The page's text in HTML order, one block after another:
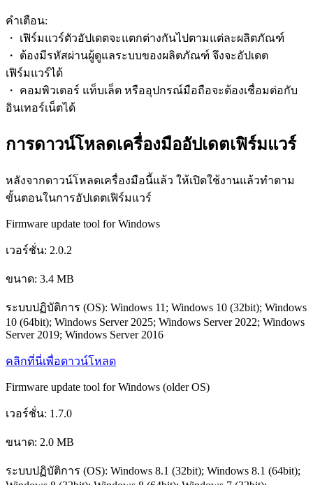
คำเตือน:
・ เฟิร์มแวร์ตัวอัปเดตจะแตกต่างกันไปตามแต่ละผลิตภัณฑ์
・ ต้องมีรหัสผ่านผู้ดูแลระบบของผลิตภัณฑ์ จึงจะอัปเดต
เฟิร์มแวร์ได้
・ คอมพิวเตอร์ แท็บเล็ต หรืออุปกรณ์มือถือจะต้องเชื่อมต่อกับ
อินเทอร์เน็ตได้
การดาวน์โหลดเครื่องมืออัปเดตเฟิร์มแวร์
หลังจากดาวน์โหลดเครื่องมือนี้แล้ว ให้เปิดใช้งานแล้วทำตาม
ขั้นตอนในการอัปเดตเฟิร์มแวร์
Firmware update tool for Windows
เวอร์ชั่น: 2.0.2
ขนาด: 3.4 MB
ระบบปฏิบัติการ (OS): Windows 11; Windows 10 (32bit); Windows
10 (64bit); Windows Server 2025; Windows Server 2022; Windows
Server 2019; Windows Server 2016
คลิกที่นี่เพื่อดาวน์โหลด
Firmware update tool for Windows (older OS)
เวอร์ชั่น: 1.7.0
ขนาด: 2.0 MB
ระบบปฏิบัติการ (OS): Windows 8.1 (32bit); Windows 8.1 (64bit);